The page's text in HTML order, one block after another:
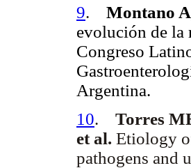
9. Montano
evolución de la
Congreso
Argentina.
10. Torres
et al. Etiology
pathogens and